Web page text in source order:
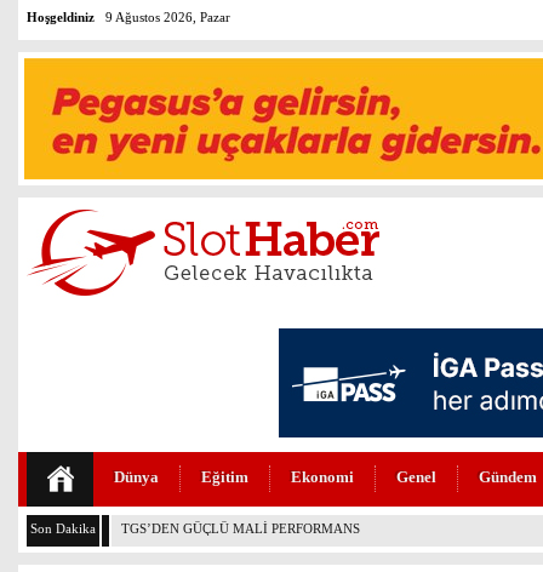
Hoşgeldiniz 9 Ağustos 2026, Pazar
Dünya Eğitim Ekonomi Genel Gündem
Son Dakika THY VE PEGASUS DÜNYANIN EN DEĞERLİLERİ ARASINDA